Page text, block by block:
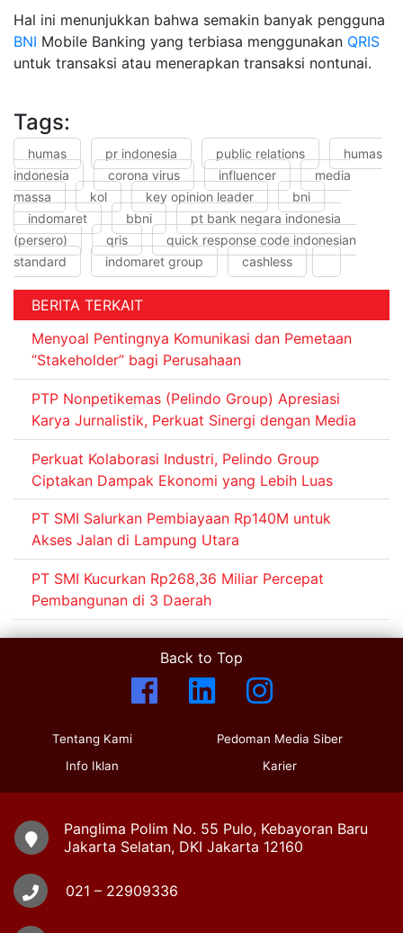
Hal ini menunjukkan bahwa semakin banyak pengguna
BNI Mobile Banking yang terbiasa menggunakan QRIS
untuk transaksi atau menerapkan transaksi nontunai.
Tags:
humas pr indonesia public relations
humas
indonesia
corona virus influencer
media
massa
kol key opinion leader
bni
indomaret
bbni
pt bank negara indonesia
(persero)
qris
quick response code indonesian
standard
indomaret group cashless
BERITA TERKAIT
Menyoal Pentingnya Komunikasi dan Pemetaan
“Stakeholder” bagi Perusahaan
PTP Nonpetikemas (Pelindo Group) Apresiasi
Karya Jurnalistik, Perkuat Sinergi dengan Media
Perkuat Kolaborasi Industri, Pelindo Group
Ciptakan Dampak Ekonomi yang Lebih Luas
PT SMI Salurkan Pembiayaan Rp140M untuk
Akses Jalan di Lampung Utara
PT SMI Kucurkan Rp268,36 Miliar Percepat
Pembangunan di 3 Daerah
Back to Top
Tentang Kami
Info Iklan
Pedoman Media Siber
Karier
Panglima Polim No. 55 Pulo, Kebayoran Baru
Jakarta Selatan, DKI Jakarta 12160
021 – 22909336